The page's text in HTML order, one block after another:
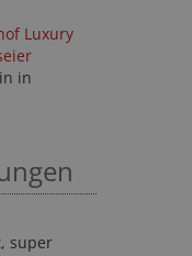
Luxury
in